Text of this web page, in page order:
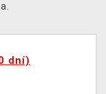
dní)